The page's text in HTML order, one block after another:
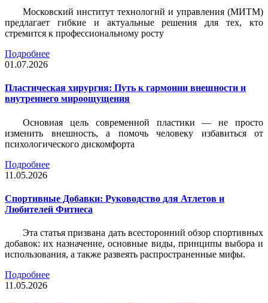
Московский институт технологий и управления (МИТМ)
предлагает гибкие и актуальные решения для тех, кто
стремится к профессиональному росту
Подробнее
01.07.2026
Пластическая хирургия: Путь к гармонии внешности и
внутреннего мироощущения
Основная цель современной пластики — не просто
изменить внешность, а помочь человеку избавиться от
психологического дискомфорта
Подробнее
11.05.2026
Спортивные Добавки: Руководство для Атлетов и
Любителей Фитнеса
Эта статья призвана дать всесторонний обзор спортивных
добавок: их назначение, основные виды, принципы выбора и
использования, а также развеять распространенные мифы.
Подробнее
11.05.2026